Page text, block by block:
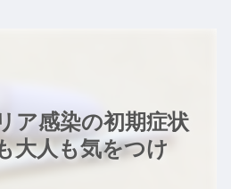
ア感染の初期症状
大人も気をつけ